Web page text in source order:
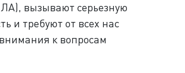
вызывают серьезную
и требуют от всех нас
к вопросам